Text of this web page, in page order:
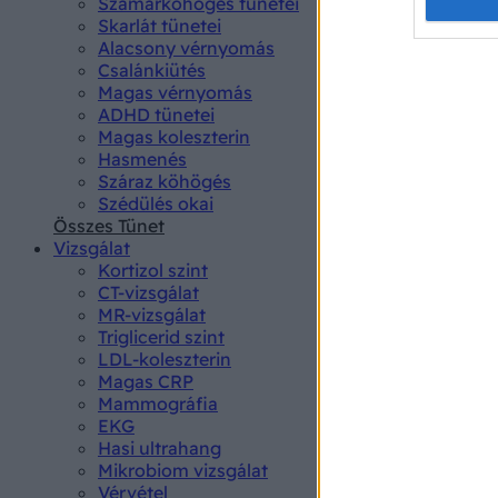
Skarlát tünetei
Alacsony vérnyomás
Csalánkiütés
Magas vérnyomás
ADHD tünetei
Magas koleszterin
Hasmenés
Száraz köhögés
Szédülés okai
Összes Tünet
Vizsgálat
Kortizol szint
CT-vizsgálat
MR-vizsgálat
Triglicerid szint
LDL-koleszterin
Magas CRP
Mammográfia
EKG
Hasi ultrahang
Mikrobiom vizsgálat
Vérvétel